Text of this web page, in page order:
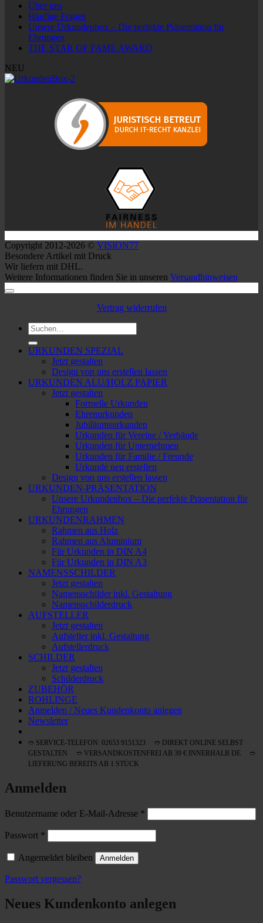
Über uns
Häufige Fragen
Unsere Urkundenbox – Die perfekte Präsentation für
Ehrungen
THE STAR OF FAME AWARD
NEU
Copyright 2012-2026 © VISION77
Besondere Artikel mit Druck
Wir liefern mit DHL.
Weitere Informationen finden Sie in unseren Versandhinweisen
Vertrag widerrufen
Suchen
nach:
URKUNDEN SPEZIAL
Jetzt gestalten
Design von uns erstellen lassen
URKUNDEN ALU/HOLZ PAPIER
Jetzt gestalten
Formelle Urkunden
Ehrenurkunden
Jubiläumsurkunden
Urkunden für Vereine / Verbände
Urkunden für Unternehmen
Urkunden für Familie / Freunde
Urkunde neu erstellen
Design von uns erstellen lassen
URKUNDEN-PRÄSENTATION
Unsere Urkundenbox – Die perfekte Präsentation für
Ehrungen
URKUNDENRAHMEN
Rahmen aus Holz
Rahmen aus Aluminium
Für Urkunden in DIN A4
Für Urkunden in DIN A3
NAMENSSCHILDER
Jetzt gestalten
Namensschilder inkl. Gestaltung
Namensschilderdruck
AUFSTELLER
Jetzt gestalten
Aufsteller inkl. Gestaltung
Aufstellerdruck
SCHILDER
Jetzt gestalten
Schilderdruck
ZUBEHÖR
ROHLINGE
Anmelden / Neues Kundenkonto anlegen
Newsletter
➱ SERVICE-TELEFON: 02653 9151323 ➱ DIREKT ONLINE SELBST
GESTALTEN ➱ VERSANDKOSTENFREI AB 39 € INNERHALB DE ➱
LIEFERUNG BEREITS AB 1 STÜCK
Anmelden
Benutzername oder E-Mail-Adresse *
Passwort *
Angemeldet bleiben Anmelden
Passwort vergessen?
Neues Kundenkonto anlegen